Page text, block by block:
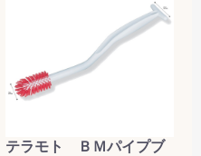
テラモト ＢＭパイプブ